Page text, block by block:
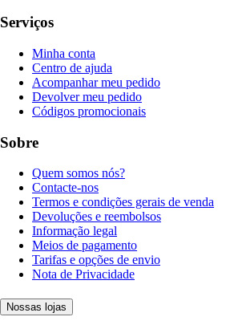
Serviços
Minha conta
Centro de ajuda
Acompanhar meu pedido
Devolver meu pedido
Códigos promocionais
Sobre
Quem somos nós?
Contacte-nos
Termos e condições gerais de venda
Devoluções e reembolsos
Informação legal
Meios de pagamento
Tarifas e opções de envio
Nota de Privacidade
Nossas lojas